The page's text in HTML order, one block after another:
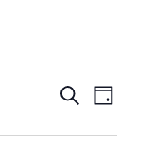
Eventos
BuscarEvento
Vistas
de
Día